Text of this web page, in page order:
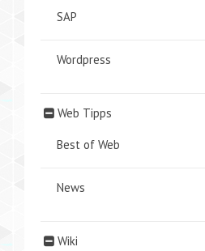
SAP
Wordpress
Web Tipps
Best of Web
News
Wiki